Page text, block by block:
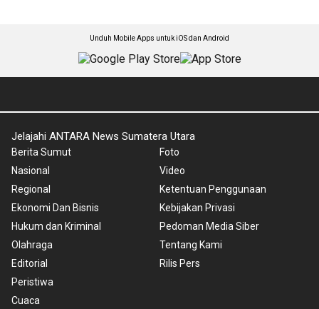
Unduh Mobile Apps untuk iOS dan Android
Jelajahi ANTARA News Sumatera Utara
Berita Sumut
Nasional
Regional
Ekonomi Dan Bisnis
Hukum dan Kriminal
Olahraga
Editorial
Peristiwa
Cuaca
Foto
Video
Ketentuan Penggunaan
Kebijakan Privasi
Pedoman Media Siber
Tentang Kami
Rilis Pers